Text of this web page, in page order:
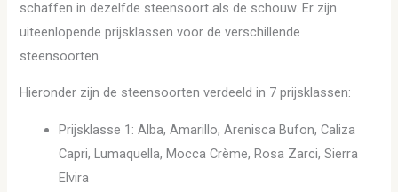
schaffen in dezelfde steensoort als de schouw. Er zijn
uiteenlopende prijsklassen voor de verschillende
steensoorten.
Hieronder zijn de steensoorten verdeeld in 7 prijsklassen:
Prijsklasse 1: Alba, Amarillo, Arenisca Bufon, Caliza
Capri, Lumaquella, Mocca Crème, Rosa Zarci, Sierra
Elvira